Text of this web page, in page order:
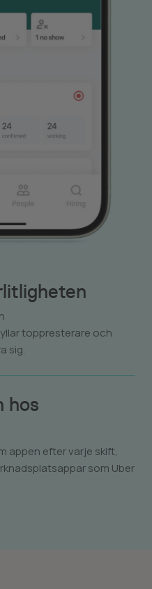
toppresterare och
sig.
hos
appen efter varje skift,
som Uber